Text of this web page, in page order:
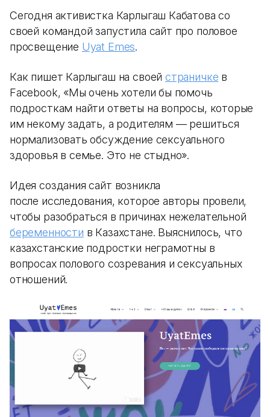
Cегодня активистка Карлыгаш Кабатова со
своей командой запустила сайт про половое
просвещение Uyat Emes.
Как пишет Карлыгаш на своей страничке в
Facebook, «Мы очень хотели бы помочь
подросткам найти ответы на вопросы, которые
им некому задать, а родителям — решиться
нормализовать обсуждение сексуального
здоровья в семье. Это не стыдно».
Идея создания сайт возникла
после исследования, которое авторы провели,
чтобы разобраться в причинах нежелательной
беременности в Казахстане. Выяснилось, что
казахстанские подростки неграмотны в
вопросах полового созревания и сексуальных
отношений.